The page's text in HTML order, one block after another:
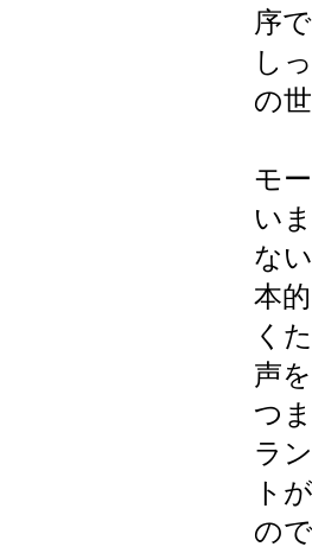
序
し
の
モ
い
な
本
く
声
つ
ラ
ト
の